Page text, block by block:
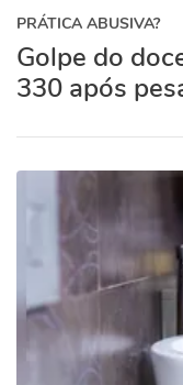
PRÁTICA ABUSIVA?
Golpe do
330 após